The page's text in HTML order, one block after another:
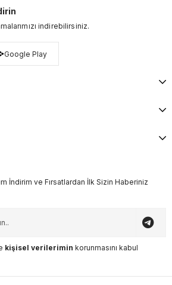
indirebilirsiniz.
Google Play
İndirim ve Fırsatlardan İlk Sizin Haberiniz
kişisel verilerimin korunmasını kabul